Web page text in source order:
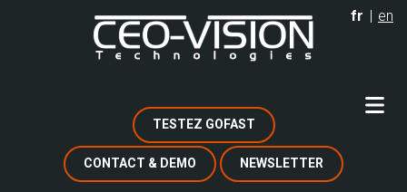
fr en
TESTEZ GOFAST
CONTACT & DEMO NEWSLETTER